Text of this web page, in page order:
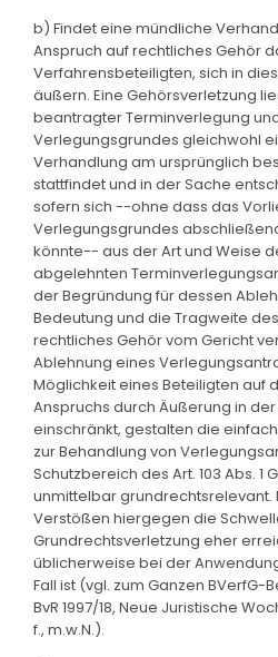
b) Findet eine mündliche
Anspruch auf rechtliches Gehör
Verfahrensbeteiligten, sich in
äußern. Eine Gehörsverletzung
beantragter Terminverlegung
Verlegungsgrundes gleichwohl
Verhandlung am ursprünglich
stattfindet und in der Sache
sofern sich --ohne dass das
Verlegungsgrundes
könnte-- aus der Art und Weise
abgelehnten
der Begründung für dessen
Bedeutung und die Tragweite
rechtliches Gehör vom Gericht
Ablehnung eines
Möglichkeit eines Beteiligten auf
Anspruchs durch Äußerung in
einschränkt, gestalten die
zur Behandlung von
Schutzbereich des Art. 103 Abs. 1
unmittelbar grundrechtsrelevant.
Verstößen hiergegen die
Grundrechtsverletzung eher
üblicherweise bei der
Fall ist (vgl. zum Ganzen BVerfG-
BvR 1997/18, Neue Juristische
f., m.w.N.).